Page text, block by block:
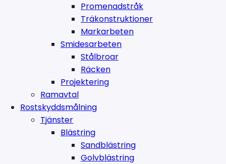
Promenadstråk
Träkonstruktioner
Markarbeten
Smidesarbeten
Stålbroar
Räcken
Projektering
Ramavtal
Rostskyddsmålning
Tjänster
Blästring
Sandblästring
Golvblästring